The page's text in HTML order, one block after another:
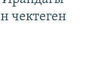
чектеген